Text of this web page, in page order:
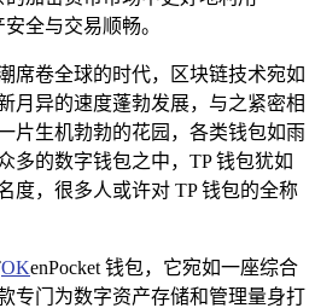
全与交易顺畅。
席卷全球的时代，区块链技术宛如
月异的速度蓬勃发展，与之紧密相
片生机勃勃的花园，各类钱包如雨
多的数字钱包之中，TP 钱包犹如
度，很多人或许对 TP 钱包的全称
OKenPocket 钱包，它宛如一座综合
专门为数字资产存储和管理量身打